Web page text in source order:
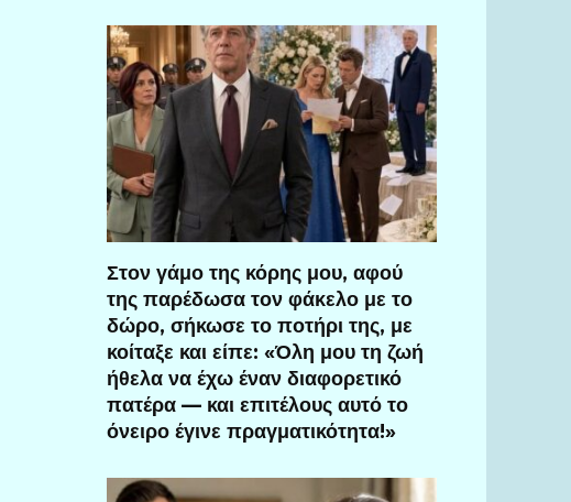
Στον γάμο της κόρης μου, αφού
της παρέδωσα τον φάκελο με το
δώρο, σήκωσε το ποτήρι της, με
κοίταξε και είπε: «Όλη μου τη ζωή
ήθελα να έχω έναν διαφορετικό
πατέρα — και επιτέλους αυτό το
όνειρο έγινε πραγματικότητα!»